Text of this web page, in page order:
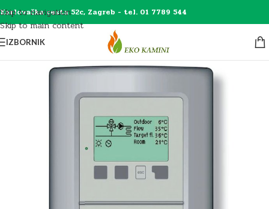
Skip to navigation
Skip to main content
Karlovačka cesta 52c, Zagreb - tel. 01 7789 544
IZBORNIK